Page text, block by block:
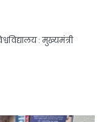
: मुख्यमंत्री